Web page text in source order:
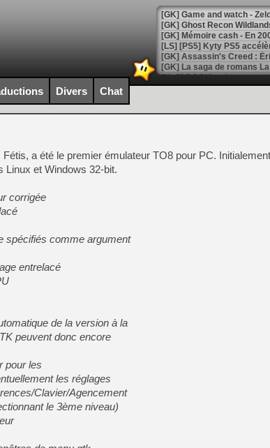
[Mo5] DOOM arrive en
[GK] Bethesda fête les 30
[GK] Roblox : l'action en
[GK] Agenda - GeForce
[GK] Devolver Digital en a
[LS] [PS5] ps5-y2jb-
[GK] Pourquoi Marvel
[GK] Test : Restory : Chill
[GK] GTA 6 : Rockstar
[GK] Hot Wheels Infinite
[GK] Mémoire cash -
[GK] Résultats Nintendo :
[GK] Déjà des
[Mo5] Brickboy cherche à
[GK] Minecraft et ses «
[GK] Beast of
[GK] Ubisoft : fin de partie
[GK] Mémoire cash -
[GK] Dan Houser (GTA)
[GK] Comment EA Sports
[GK] Crimson Moon : un
[GK] Isle of Reveries : le
[GK] Moonlighter 2 : The
[GK] Capcom relance
Divers Chat
Fétis, a été le premier émulateur TO8 pour PC.
Linux et Windows 32-bit.
corrigée
spécifiés comme argument
entrelacé
de la version à la
peuvent donc encore
pour les
les réglages
Clavier/Agencement
le 3ème niveau)